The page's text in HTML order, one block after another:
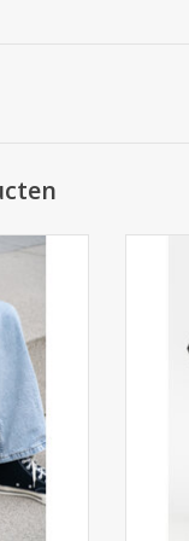
15" -
en leren
chique
met